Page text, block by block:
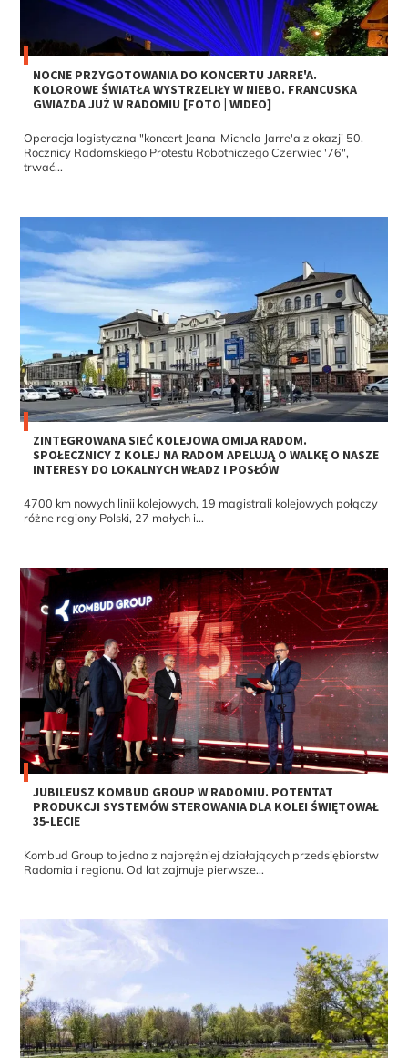
NOCNE PRZYGOTOWANIA DO KONCERTU JARRE'A.
KOLOROWE ŚWIATŁA WYSTRZELIŁY W NIEBO. FRANCUSKA
GWIAZDA JUŻ W RADOMIU [FOTO | WIDEO]
Operacja logistyczna "koncert Jeana-Michela Jarre'a z okazji 50.
Rocznicy Radomskiego Protestu Robotniczego Czerwiec '76",
trwać...
ZINTEGROWANA SIEĆ KOLEJOWA OMIJA RADOM.
SPOŁECZNICY Z KOLEJ NA RADOM APELUJĄ O WALKĘ O NASZE
INTERESY DO LOKALNYCH WŁADZ I POSŁÓW
4700 km nowych linii kolejowych, 19 magistrali kolejowych połączy
różne regiony Polski, 27 małych i...
JUBILEUSZ KOMBUD GROUP W RADOMIU. POTENTAT
PRODUKCJI SYSTEMÓW STEROWANIA DLA KOLEI ŚWIĘTOWAŁ
35-LECIE
Kombud Group to jedno z najprężniej działających przedsiębiorstw
Radomia i regionu. Od lat zajmuje pierwsze...